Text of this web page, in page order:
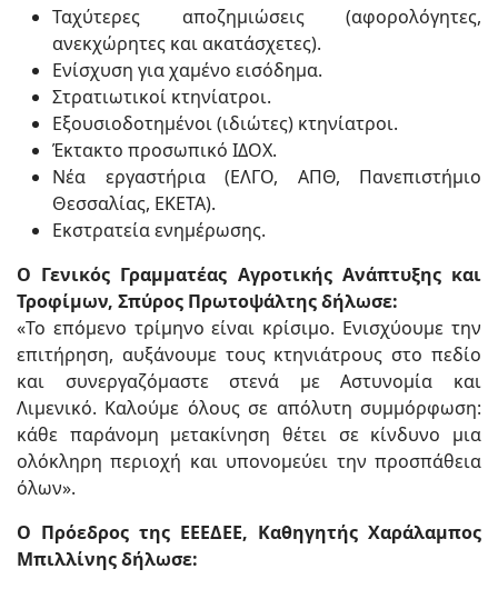
Ταχύτερες αποζημιώσεις (αφορολόγητες,
ανεκχώρητες και ακατάσχετες).
Ενίσχυση για χαμένο εισόδημα.
Στρατιωτικοί κτηνίατροι.
Εξουσιοδοτημένοι (ιδιώτες) κτηνίατροι.
Έκτακτο προσωπικό ΙΔΟΧ.
Νέα εργαστήρια (ΕΛΓΟ, ΑΠΘ, Πανεπιστήμιο
Θεσσαλίας, ΕΚΕΤΑ).
Εκστρατεία ενημέρωσης.
Ο Γενικός Γραμματέας Αγροτικής Ανάπτυξης και
Τροφίμων, Σπύρος Πρωτοψάλτης δήλωσε:
«Το επόμενο τρίμηνο είναι κρίσιμο. Ενισχύουμε την
επιτήρηση, αυξάνουμε τους κτηνιάτρους στο πεδίο
και συνεργαζόμαστε στενά με Αστυνομία και
Λιμενικό. Καλούμε όλους σε απόλυτη συμμόρφωση:
κάθε παράνομη μετακίνηση θέτει σε κίνδυνο μια
ολόκληρη περιοχή και υπονομεύει την προσπάθεια
όλων».
Ο Πρόεδρος της ΕΕΕΔΕΕ, Καθηγητής Χαράλαμπος
Μπιλλίνης δήλωσε: